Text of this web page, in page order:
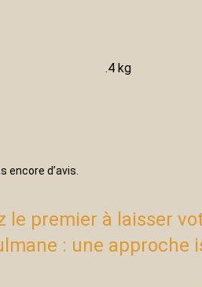
.4 kg
encore d’avis.
le premier à laisser
: une approche